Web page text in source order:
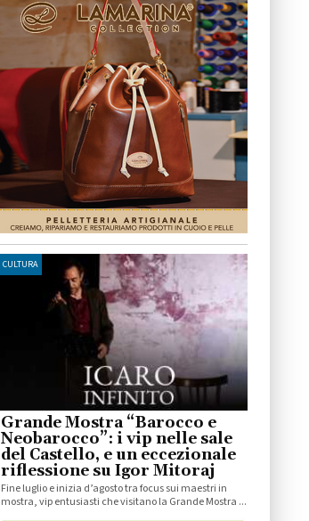
CULTURA
Grande Mostra “Barocco e
Neobarocco”: i vip nelle sale
del Castello, e un eccezionale
riflessione su Igor Mitoraj
Fine luglio e inizia d’agosto tra focus sui maestri in
mostra, vip entusiasti che visitano la Grande Mostra ...